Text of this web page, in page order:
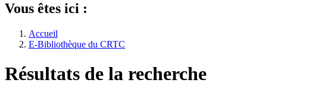
Vous êtes ici :
Accueil
E-Bibliothèque du CRTC
Résultats de la recherche